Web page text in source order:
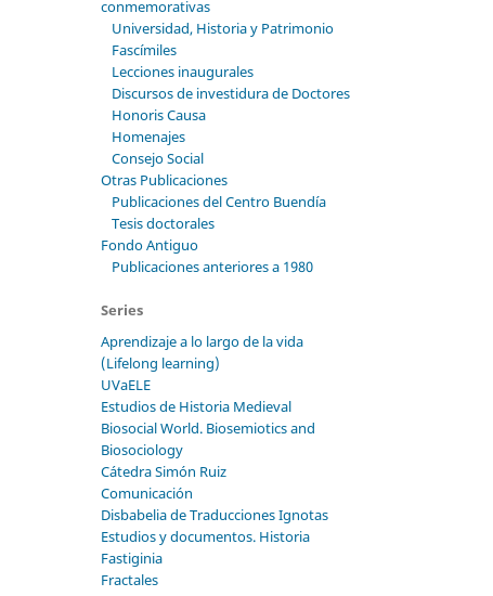
conmemorativas
Universidad, Historia y Patrimonio
Fascímiles
Lecciones inaugurales
Discursos de investidura de Doctores
Honoris Causa
Homenajes
Consejo Social
Otras Publicaciones
Publicaciones del Centro Buendía
Tesis doctorales
Fondo Antiguo
Publicaciones anteriores a 1980
Series
Aprendizaje a lo largo de la vida
(Lifelong learning)
UVaELE
Estudios de Historia Medieval
Biosocial World. Biosemiotics and
Biosociology
Cátedra Simón Ruiz
Comunicación
Disbabelia de Traducciones Ignotas
Estudios y documentos. Historia
Fastiginia
Fractales